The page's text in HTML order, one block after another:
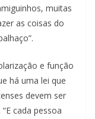
muitas
as coisas do
e função
há uma lei que
devem ser
cada pessoa